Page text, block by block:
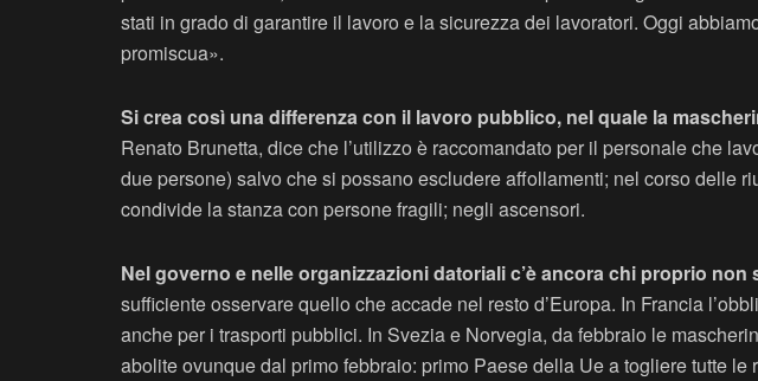
stati in grado di garantire il lavoro e la sicurezza dei lavoratori. Oggi
promiscua».
Si crea così una differenza con il lavoro pubblico, nel quale la
Renato Brunetta, dice che l’utilizzo è raccomandato per il personale che
due persone) salvo che si possano escludere affollamenti; nel corso delle
condivide la stanza con persone fragili; negli ascensori.
Nel governo e nelle organizzazioni datoriali c’è ancora chi proprio
sufficiente osservare quello che accade nel resto d’Europa. In Francia
anche per i trasporti pubblici. In Svezia e Norvegia, da febbraio le
abolite ovunque dal primo febbraio: primo Paese della Ue a togliere tutte